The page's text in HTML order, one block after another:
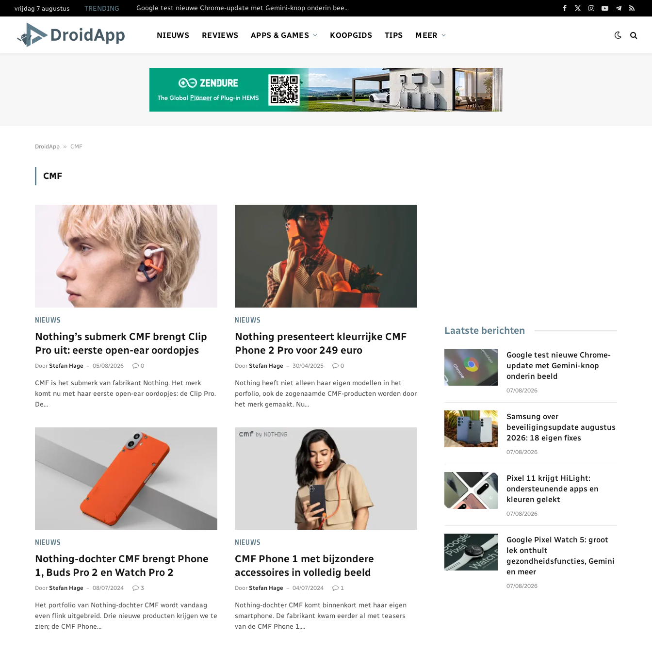
vrijdag 7 augustus TRENDING Google test nieuwe Chrome-update met Gemini-knop onderin beeld
Facebook
X
Instagram
YouTube
Telegram
RSS
NIEUWS REVIEWS APPS & GAMES KOOPGIDS TIPS MEER
DroidApp » CMF
CMF
NIEUWS
Nothing’s submerk CMF brengt Clip
Pro uit: eerste open-ear oordopjes
Door Stefan Hage 05/08/2026 0
CMF is het submerk van fabrikant Nothing. Het merk
komt nu met haar eerste open-ear oordopjes: de Clip Pro.
De…
NIEUWS
Nothing presenteert kleurrijke CMF
Phone 2 Pro voor 249 euro
Door Stefan Hage 30/04/2025 0
Nothing heeft niet alleen haar eigen modellen in het
porfolio, ook de zogenaamde CMF-producten worden door
het merk gemaakt. Nu…
NIEUWS
Nothing-dochter CMF brengt Phone
1, Buds Pro 2 en Watch Pro 2
Door Stefan Hage 08/07/2024 3
Het portfolio van Nothing-dochter CMF wordt vandaag
even flink uitgebreid. Drie nieuwe producten krijgen we te
zien; de CMF Phone…
NIEUWS
CMF Phone 1 met bijzondere
accessoires in volledig beeld
Door Stefan Hage 04/07/2024 1
Nothing-dochter CMF komt binnenkort met haar eigen
smartphone. De fabrikant kwam eerder al met teasers
van de CMF Phone 1,…
Laatste berichten
Google test nieuwe Chrome-
update met Gemini-knop
onderin beeld
07/08/2026
Samsung over
beveiligingsupdate augustus
2026: 18 eigen fixes
07/08/2026
Pixel 11 krijgt HiLight:
ondersteunende apps en
kleuren gelekt
07/08/2026
Google Pixel Watch 5: groot
lek onthult
gezondheidsfuncties, Gemini
en meer
07/08/2026